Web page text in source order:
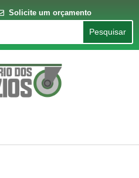
Solicite um orçamento
Pesquisar